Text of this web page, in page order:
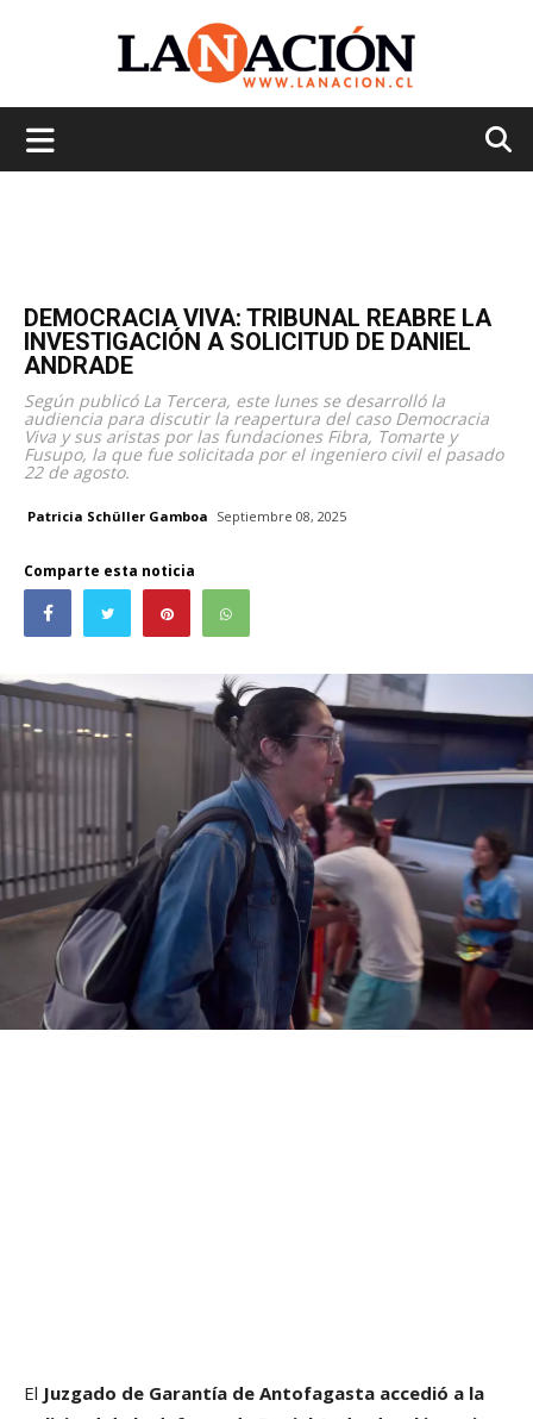
DEMOCRACIA VIVA: TRIBUNAL REABRE LA
INVESTIGACIÓN A SOLICITUD DE DANIEL
ANDRADE
Según publicó La Tercera, este lunes se desarrolló la
audiencia para discutir la reapertura del caso Democracia
Viva y sus aristas por las fundaciones Fibra, Tomarte y
Fusupo, la que fue solicitada por el ingeniero civil el pasado
22 de agosto.
Patricia Schüller Gamboa Septiembre 08, 2025
Comparte esta noticia
El Juzgado de Garantía de Antofagasta accedió a la